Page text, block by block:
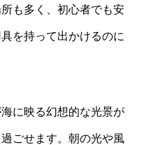
も多く、初心者でも安
を持って出かけるのに
に映る幻想的な光景が
ごせます。朝の光や風